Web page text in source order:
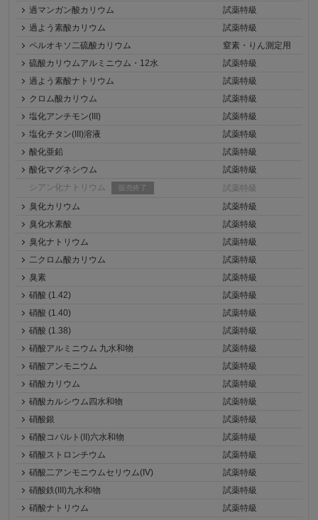
過マンガン酸カリウム
試薬特級
過よう素酸カリウム
試薬特級
ペルオキソ二硫酸カリウム
窒素・りん測定用
硫酸カリウムアルミニウム・12水
試薬特級
過よう素酸ナトリウム
試薬特級
クロム酸カリウム
試薬特級
塩化アンチモン(III)
試薬特級
塩化チタン(III)溶液
試薬特級
酸化亜鉛
試薬特級
酸化マグネシウム
試薬特級
シアン化ナトリウム
販売終了
試薬特級
臭化カリウム
試薬特級
臭化水素酸
試薬特級
臭化ナトリウム
試薬特級
二クロム酸カリウム
試薬特級
臭素
試薬特級
硝酸 (1.42)
試薬特級
硝酸 (1.40)
試薬特級
硝酸 (1.38)
試薬特級
硝酸アルミニウム 九水和物
試薬特級
硝酸アンモニウム
試薬特級
硝酸カリウム
試薬特級
硝酸カルシウム四水和物
試薬特級
硝酸銀
試薬特級
硝酸コバルト(II)六水和物
試薬特級
硝酸ストロンチウム
試薬特級
硝酸二アンモニウムセリウム(IV)
試薬特級
硝酸鉄(III)九水和物
試薬特級
硝酸ナトリウム
試薬特級